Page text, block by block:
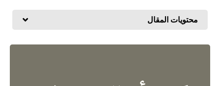
محتويات المقال